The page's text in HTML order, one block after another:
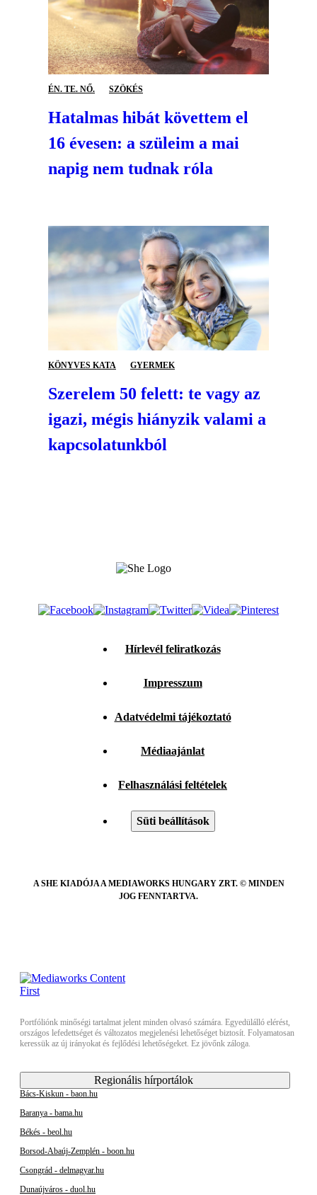
ÉN. TE. NŐ. SZÖKÉS
Hatalmas hibát követtem el
16 évesen: a szüleim a mai
napig nem tudnak róla
KÖNYVES KATA GYERMEK
Szerelem 50 felett: te vagy az
igazi, mégis hiányzik valami a
kapcsolatunkból
Hírlevél feliratkozás
Impresszum
Adatvédelmi tájékoztató
Médiaajánlat
Felhasználási feltételek
Süti beállítások
A SHE KIADÓJA A MEDIAWORKS HUNGARY ZRT. © MINDEN
JOG FENNTARTVA.
Portfóliónk minőségi tartalmat jelent minden olvasó számára. Egyedülálló elérést,
országos lefedettséget és változatos megjelenési lehetőséget biztosít. Folyamatosan
keressük az új irányokat és fejlődési lehetőségeket. Ez jövőnk záloga.
Regionális hírportálok
Bács-Kiskun - baon.hu
Baranya - bama.hu
Békés - beol.hu
Borsod-Abaúj-Zemplén - boon.hu
Csongrád - delmagyar.hu
Dunaújváros - duol.hu